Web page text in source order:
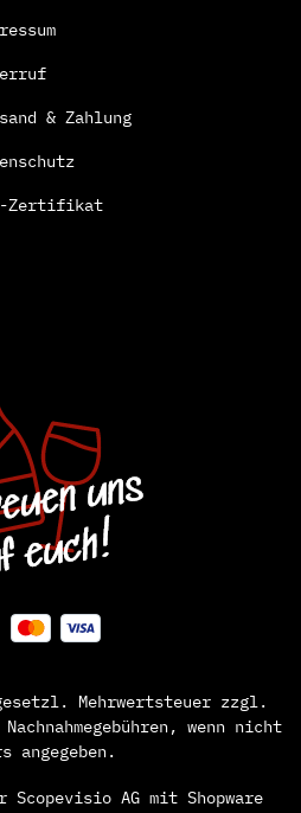
& Zahlung
Zertifikat
Mehrwertsteuer zzgl.
wenn nicht
angegeben.
Scopevisio AG mit Shopware